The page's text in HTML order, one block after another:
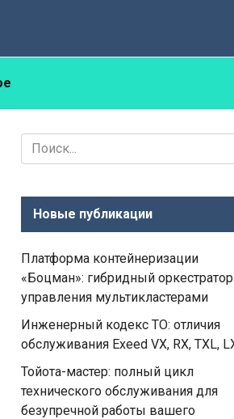
Search
for:
Новые публикации
Платформа контейнеризации
«Боцман»: гибридный
управления мультикластерами
Инженерный кодекс ТО: отличия
обслуживания Exeed VX, RX, TXL,
Тойота-мастер: полный цикл
технического обслуживания для
безупречной работы вашего